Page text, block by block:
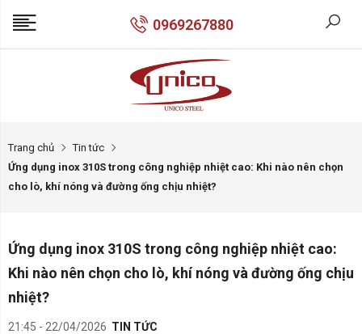
0969267880
Trang chủ
Tin tức
Ứng dụng inox 310S trong công nghiệp nhiệt cao: Khi nào nên chọn
cho lò, khí nóng và đường ống chịu nhiệt?
Ứng dụng inox 310S trong công nghiệp nhiệt cao:
Khi nào nên chọn cho lò, khí nóng và đường ống chịu
nhiệt?
21:45 - 22/04/2026 TIN TỨC